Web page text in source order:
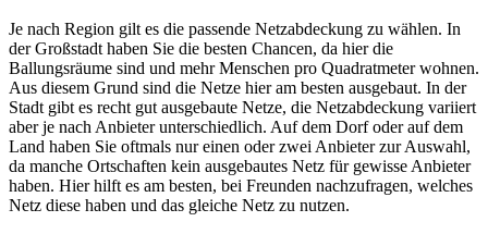
Je nach Region gilt es die passende Netzabdeckung zu wählen. In
der Großstadt haben Sie die besten Chancen, da hier die
Ballungsräume sind und mehr Menschen pro Quadratmeter wohnen.
Aus diesem Grund sind die Netze hier am besten ausgebaut. In der
Stadt gibt es recht gut ausgebaute Netze, die Netzabdeckung variiert
aber je nach Anbieter unterschiedlich. Auf dem Dorf oder auf dem
Land haben Sie oftmals nur einen oder zwei Anbieter zur Auswahl,
da manche Ortschaften kein ausgebautes Netz für gewisse Anbieter
haben. Hier hilft es am besten, bei Freunden nachzufragen, welches
Netz diese haben und das gleiche Netz zu nutzen.